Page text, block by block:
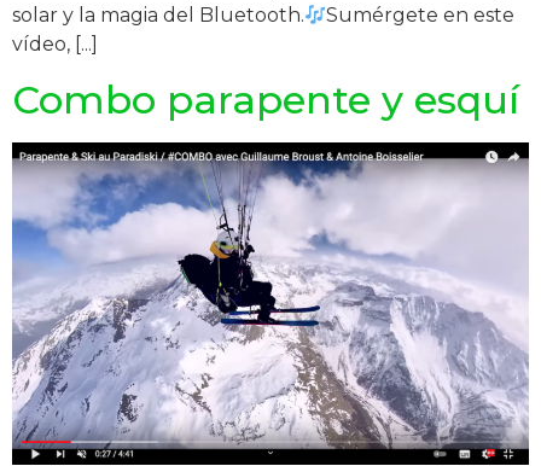
solar y la magia del Bluetooth.
Sumérgete en este
vídeo, [...]
Combo parapente y esquí